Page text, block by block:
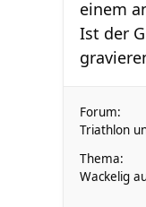
einem
Ist der
Forum:
Triathlon
Thema:
Wackelig